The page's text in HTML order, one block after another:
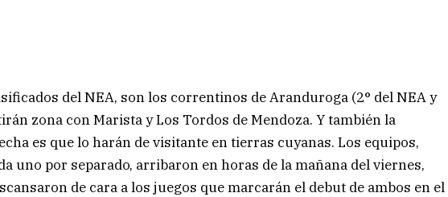
del NEA, son los correntinos de Aranduroga (2° del NEA y
zona con Marista y Los Tordos de Mendoza. Y también la
es que lo harán de visitante en tierras cuyanas. Los equipos,
uno por separado, arribaron en horas de la mañana del viernes,
de cara a los juegos que marcarán el debut de ambos en el